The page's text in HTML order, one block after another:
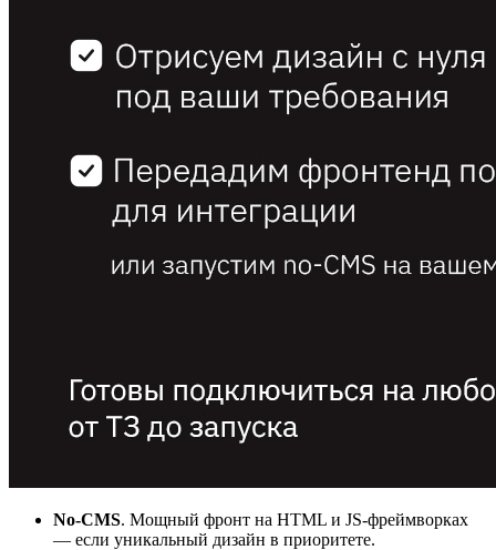
No-CMS. Мощный фронт на HTML и JS-фреймворках
— если уникальный дизайн в приоритете.